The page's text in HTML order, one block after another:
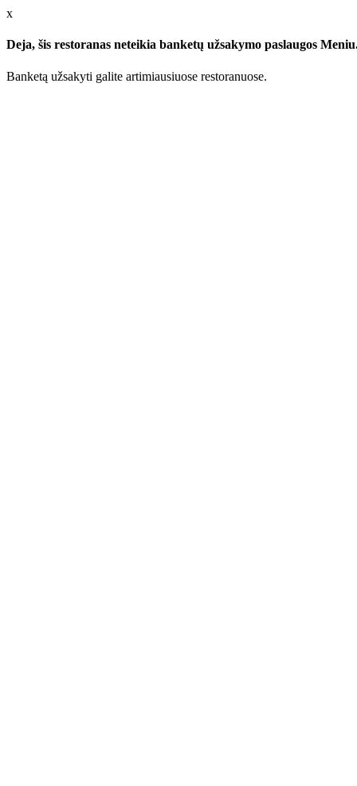
x
Deja, šis restoranas neteikia banketų užsakymo paslaugos
Banketą užsakyti galite artimiausiuose restoranuose.